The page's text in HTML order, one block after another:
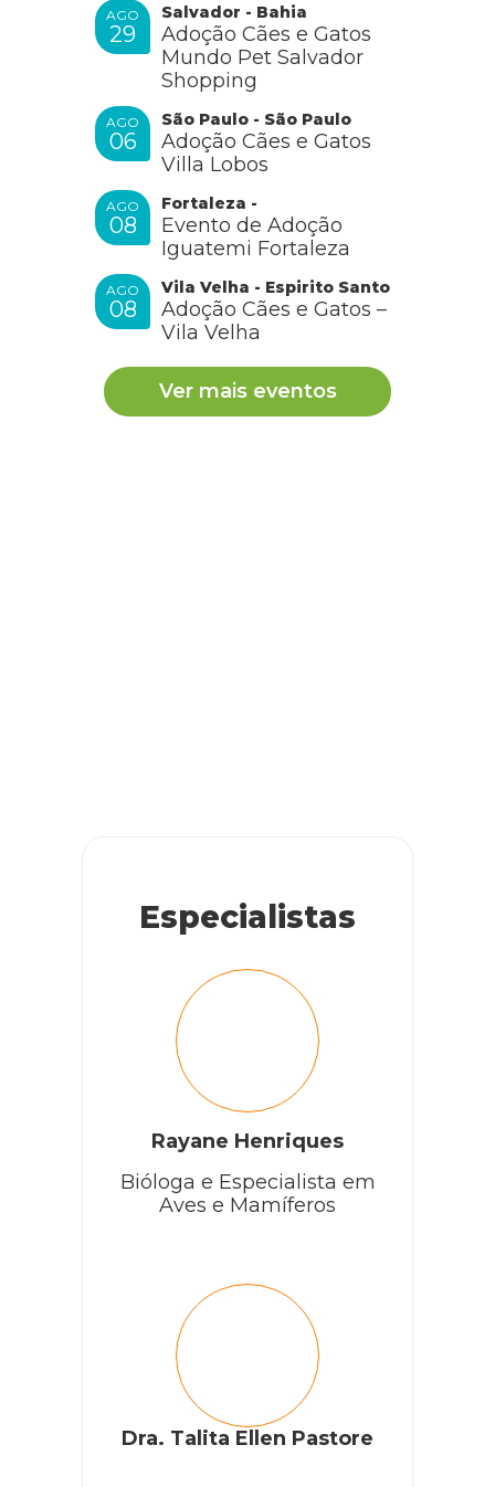
AGO
29
Salvador - Bahia
Adoção Cães e Gatos
Mundo Pet Salvador
Shopping
AGO
06
São Paulo - São Paulo
Adoção Cães e Gatos
Villa Lobos
AGO
08
Fortaleza -
Evento de Adoção
Iguatemi Fortaleza
AGO
08
Vila Velha - Espirito Santo
Adoção Cães e Gatos –
Vila Velha
Ver mais eventos
Especialistas
Rayane Henriques
Bióloga e Especialista em
Aves e Mamíferos
Dra. Talita Ellen Pastore